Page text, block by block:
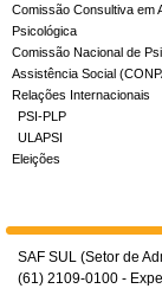
Comissão Consultiva em
Psicológica
Comissão Nacional de
Assistência Social
Relações Internacionais
PSI-PLP
ULAPSI
Eleições
SAF SUL (Setor de
(61) 2109-0100 -